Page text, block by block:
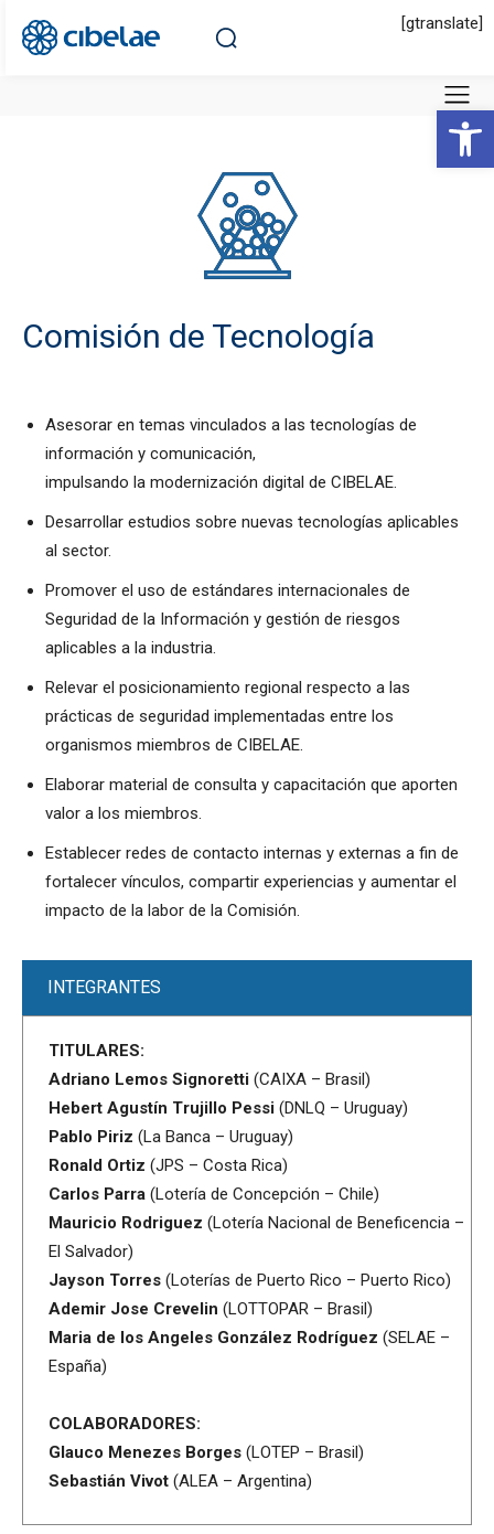
Abrir
[gtranslate]
Comisión de Tecnología
Asesorar en temas vinculados a las tecnologías de
información y comunicación,
impulsando la modernización digital de CIBELAE.
Desarrollar estudios sobre nuevas tecnologías aplicables
al sector.
Promover el uso de estándares internacionales de
Seguridad de la Información y gestión de riesgos
aplicables a la industria.
Relevar el posicionamiento regional respecto a las
prácticas de seguridad implementadas entre los
organismos miembros de CIBELAE.
Elaborar material de consulta y capacitación que aporten
valor a los miembros.
Establecer redes de contacto internas y externas a fin de
fortalecer vínculos, compartir experiencias y aumentar el
impacto de la labor de la Comisión.
INTEGRANTES
TITULARES:
Adriano Lemos Signoretti (CAIXA – Brasil)
Hebert Agustín Trujillo Pessi (DNLQ – Uruguay)
Pablo Piriz (La Banca – Uruguay)
Ronald Ortiz (JPS – Costa Rica)
Carlos Parra (Lotería de Concepción – Chile)
Mauricio Rodriguez (Lotería Nacional de Beneficencia –
El Salvador)
Jayson Torres (Loterías de Puerto Rico – Puerto Rico)
Ademir Jose Crevelin (LOTTOPAR – Brasil)
Maria de los Angeles González Rodríguez (SELAE –
España)
COLABORADORES:
Glauco Menezes Borges (LOTEP – Brasil)
Sebastián Vivot (ALEA – Argentina)